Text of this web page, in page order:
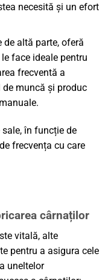
necesită și un efort
de altă parte, oferă
face ideale pentru
frecventă a
muncă și produc
în funcție de
frecvența cu care
cârnaților
vitală, alte
pentru a asigura cele
uneltelor